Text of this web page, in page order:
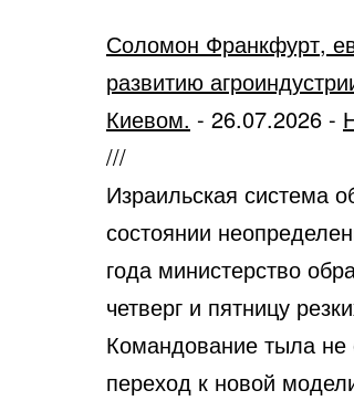
Соломон Франкфурт,
развитию
Киевом. - 26.07.2026 -
///
Израильская система
состоянии
года министерство
четверг и пятницу
Командование тыла не
переход к новой